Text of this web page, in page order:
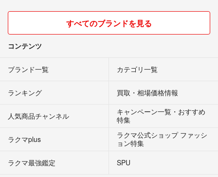
すべてのブランドを見る
コンテンツ
ブランド一覧 カテゴリ一覧
ランキング 買取・相場価格情報
人気商品チャンネル
キャンペーン一覧・おすすめ
特集
ラクマplus
ラクマ公式ショップ ファッシ
ョン特集
ラクマ最強鑑定
SPU